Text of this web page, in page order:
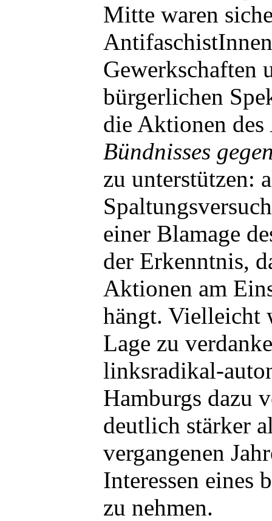
Mitte waren
Gewerkschaften
bürgerlichen
die Aktionen des
Bündnisses
zu unterstützen:
einer Blamage
der Erkenntnis,
Aktionen am
hängt. Vielleicht
Lage zu
linksradikal-
Hamburgs dazu
deutlich stärker
vergangenen
Interessen eines
zu nehmen.